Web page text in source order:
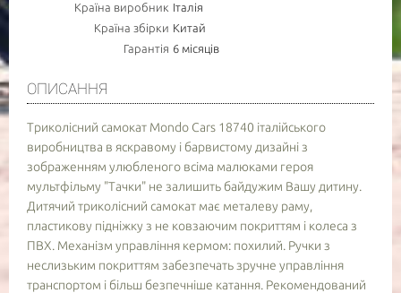
Країна виробник Італія
Країна збірки Китай
Гарантія 6 місяців
ОПИСАННЯ
Триколісний самокат Mondo Cars 18740 італійського
виробництва в яскравому і барвистому дизайні з
зображенням улюбленого всіма малюками героя
мультфільму "Тачки" не залишить байдужим Вашу дитину.
Дитячий триколісний самокат має металеву раму,
пластикову підніжку з не ковзаючим покриттям і колеса з
ПВХ. Механізм управління кермом: похилий. Ручки з
неслизьким покриттям забезпечать зручне управління
транспортом і більш безпечніше катання. Рекомендований